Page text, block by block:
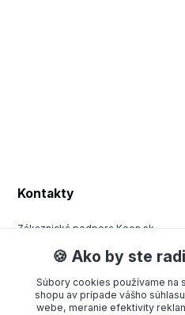
Kontakty
Zákaznická podpora Keen.sk
+420 377 443 970
(Po-Pá, 8-15 hod.)
🍪 Ako by ste
Súbory cookies používame na
shopu av prípade vášho
webe, meranie efektivity